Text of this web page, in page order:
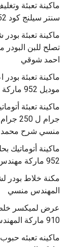
ماكينة تعبئة
سنتر سيلنج كود 952
احمد شوقي
موديل 952 ماركة المهندس منسي شرح مصطفي عبد الواحد
منسي شرح
‫ماكينة أتوماتيك
المهندس منسي
عرض لميكسر خلط
910 ماركة المهندس منسي